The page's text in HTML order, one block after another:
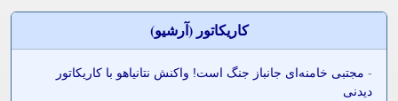
کاريکاتور (آرشيو)
- مجتبی خامنه‌ای جانباز جنگ است! واکنش نتانیاهو با کاریکاتور
دیدنی